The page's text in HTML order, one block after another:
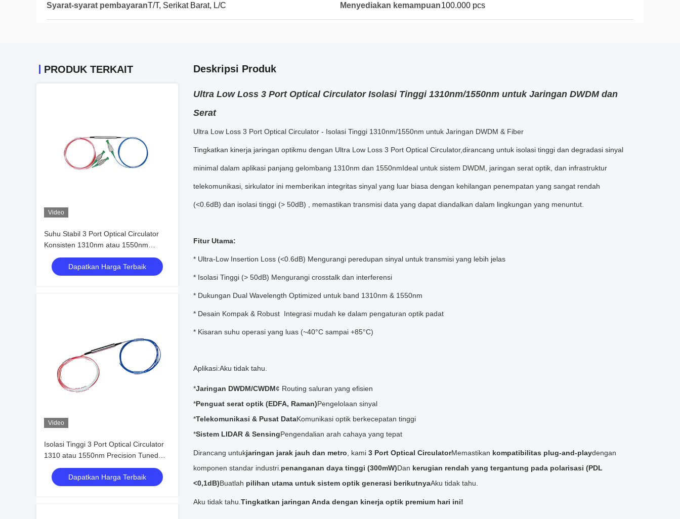
Syarat-syarat pembayaranT/T, Serikat Barat, L/C Menyediakan kemampuan100.000 pcs
PRODUK TERKAIT
Video
Suhu Stabil 3 Port Optical Circulator
Konsisten 1310nm atau 1550nm
Kinerja di Lingkungan yang Kekerasan
Dapatkan Harga Terbaik
Video
Isolasi Tinggi 3 Port Optical Circulator
1310 atau 1550nm Precision Tuned
Wavelength Alignment Telecom Grade
Low IL DesignDapatkan Harga Terbaik
Deskripsi Produk
Ultra Low Loss 3 Port Optical Circulator Isolasi Tinggi 1310nm/1550nm untuk Jaringan DWDM dan
Serat
Ultra Low Loss 3 Port Optical Circulator - Isolasi Tinggi 1310nm/1550nm untuk Jaringan DWDM & Fiber
Tingkatkan kinerja jaringan optikmu dengan Ultra Low Loss 3 Port Optical Circulator,dirancang untuk isolasi tinggi dan degradasi sinyal
minimal dalam aplikasi panjang gelombang 1310nm dan 1550nmIdeal untuk sistem DWDM, jaringan serat optik, dan infrastruktur
telekomunikasi, sirkulator ini memberikan integritas sinyal yang luar biasa dengan kehilangan penempatan yang sangat rendah
(<0.6dB) dan isolasi tinggi (> 50dB) , memastikan transmisi data yang dapat diandalkan dalam lingkungan yang menuntut.
Fitur Utama:
* Ultra-Low Insertion Loss (<0.6dB) Mengurangi peredupan sinyal untuk transmisi yang lebih jelas
* Isolasi Tinggi (> 50dB) Mengurangi crosstalk dan interferensi
* Dukungan Dual Wavelength Optimized untuk band 1310nm & 1550nm
* Desain Kompak & Robust ️ Integrasi mudah ke dalam pengaturan optik padat
* Kisaran suhu operasi yang luas (~40°C sampai +85°C)
Aplikasi:Aku tidak tahu.
*Jaringan DWDM/CWDM¢ Routing saluran yang efisien
*Penguat serat optik (EDFA, Raman)Pengelolaan sinyal
*Telekomunikasi & Pusat DataKomunikasi optik berkecepatan tinggi
*Sistem LIDAR & SensingPengendalian arah cahaya yang tepat
Dirancang untukjaringan jarak jauh dan metro , kami 3 Port Optical CirculatorMemastikan kompatibilitas plug-and-playdengan
komponen standar industri. penanganan daya tinggi (300mW)Dan kerugian rendah yang tergantung pada polarisasi (PDL
<0,1dB)Buatlah pilihan utama untuk sistem optik generasi berikutnyaAku tidak tahu.
Aku tidak tahu. Tingkatkan jaringan Anda dengan kinerja optik premium hari ini!